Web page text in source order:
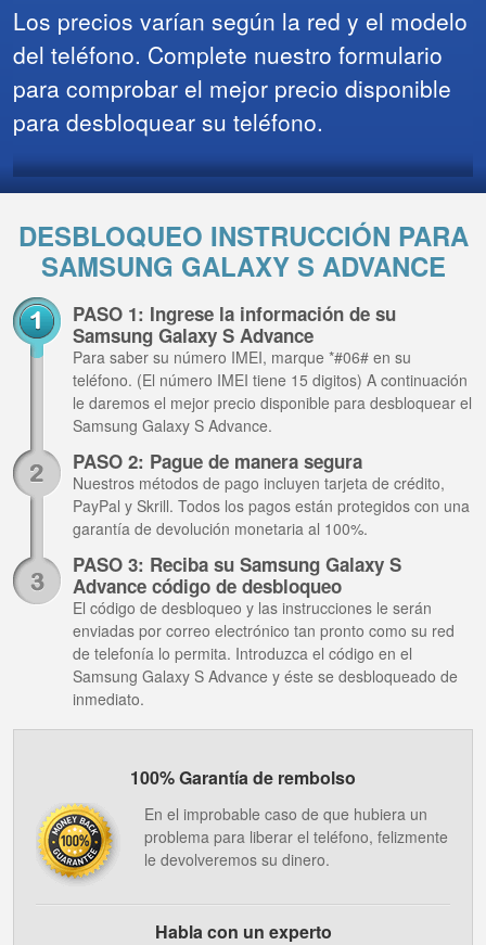
Los precios varían según la red y el modelo
del teléfono. Complete nuestro formulario
para comprobar el mejor precio disponible
para desbloquear su teléfono.
DESBLOQUEO INSTRUCCIÓN PARA
SAMSUNG GALAXY S ADVANCE
PASO 1: Ingrese la información de su
Samsung Galaxy S Advance
Para saber su número IMEI, marque *#06# en su
teléfono. (El número IMEI tiene 15 digitos) A continuación
le daremos el mejor precio disponible para desbloquear el
Samsung Galaxy S Advance.
PASO 2: Pague de manera segura
Nuestros métodos de pago incluyen tarjeta de crédito,
PayPal y Skrill. Todos los pagos están protegidos con una
garantía de devolución monetaria al 100%.
PASO 3: Reciba su Samsung Galaxy S
Advance código de desbloqueo
El código de desbloqueo y las instrucciones le serán
enviadas por correo electrónico tan pronto como su red
de telefonía lo permita. Introduzca el código en el
Samsung Galaxy S Advance y éste se desbloqueado de
inmediato.
100% Garantía de rembolso
En el improbable caso de que hubiera un
problema para liberar el teléfono, felizmente
le devolveremos su dinero.
Habla con un experto